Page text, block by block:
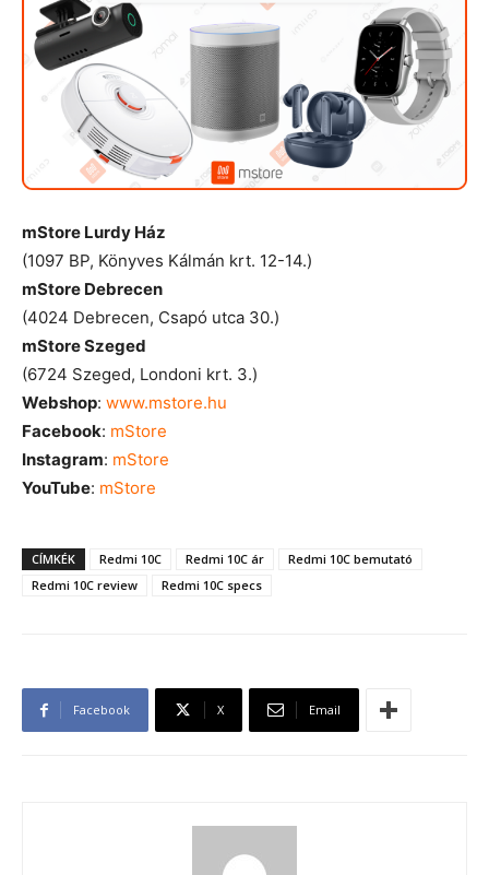
mStore Lurdy Ház
(1097 BP, Könyves Kálmán krt. 12-14.)
mStore Debrecen
(4024 Debrecen, Csapó utca 30.)
mStoreSzeged
(6724 Szeged, Londoni krt. 3.)
Webshop: www.mstore.hu
Facebook: mStore
Instagram: mStore
YouTube: mStore
CÍMKÉK Redmi 10C Redmi 10C ár
Redmi 10C bemutató
Redmi 10C review
Redmi 10C specs
Facebook X Email